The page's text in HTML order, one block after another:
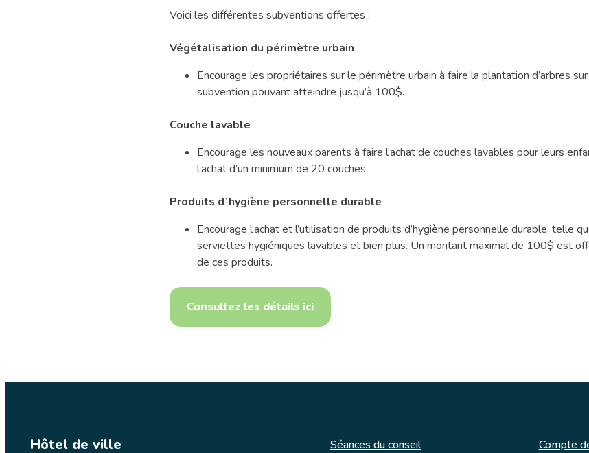
citoyens.nes
Voici les différentes subventions offertes :
Végétalisation du périmètre urbain
Encourage les propriétaires sur le périmètre urbain à faire la plantation d’arbres
subvention pouvant atteindre jusqu’à 100$.
Couche lavable
Encourage les nouveaux parents à faire l’achat de couches lavables pour leurs
l’achat d’un minimum de 20 couches.
Produits d’hygiène personnelle durable
Encourage l’achat et l’utilisation de produits d’hygiène personnelle durable, telle
serviettes hygiéniques lavables et bien plus. Un montant maximal de 100$ est
de ces produits.
Consultez les détails ici
Hôtel de ville Séances du conseil Compte